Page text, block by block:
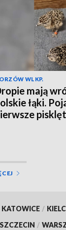
WLKP.
mają
łąki.
KATOWICE /
SZCZECIN /